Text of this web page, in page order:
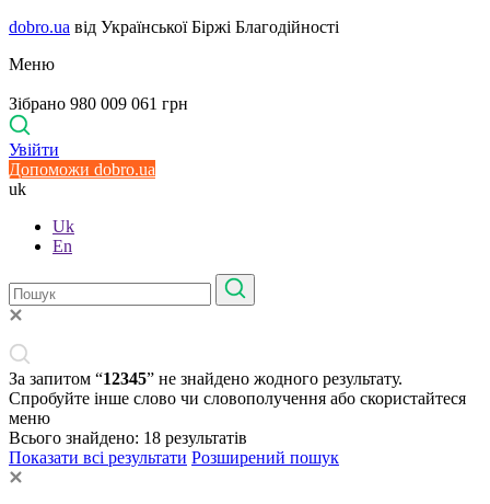
dobro.ua від Української Біржі Благодійності
Меню
Зібрано 980 009 061 грн
Увійти
Допоможи dobro.ua
uk
Uk
En
За запитом “12345” не знайдено жодного результату.
Спробуйте інше слово чи словополучення або скористайтеся
меню
Всього знайдено: 18 результатів
Показати всі результати Розширений пошук